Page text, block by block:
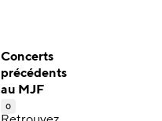
Concerts
précédents
au MJF
0